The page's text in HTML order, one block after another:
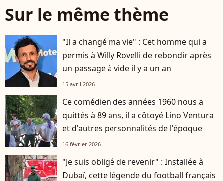
Sur le même thème
"Il a changé ma vie" : Cet homme qui a
permis à Willy Rovelli de rebondir après
un passage à vide il y a un an
15 avril 2026
Ce comédien des années 1960 nous a
quittés à 89 ans, il a côtoyé Lino Ventura
et d'autres personnalités de l'époque
16 février 2026
"Je suis obligé de revenir" : Installée à
Dubaï, cette légende du football français